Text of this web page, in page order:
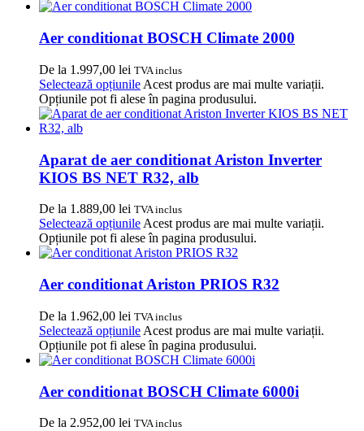
Aer conditionat BOSCH Climate 2000
De la 1.997,00 lei TVA inclus
Selectează opțiunile Acest produs are mai multe variații.
Opțiunile pot fi alese în pagina produsului.
Aparat de aer conditionat Ariston Inverter
KIOS BS NET R32, alb
De la 1.889,00 lei TVA inclus
Selectează opțiunile Acest produs are mai multe variații.
Opțiunile pot fi alese în pagina produsului.
Aer conditionat Ariston PRIOS R32
De la 1.962,00 lei TVA inclus
Selectează opțiunile Acest produs are mai multe variații.
Opțiunile pot fi alese în pagina produsului.
Aer conditionat BOSCH Climate 6000i
De la 2.952,00 lei TVA inclus